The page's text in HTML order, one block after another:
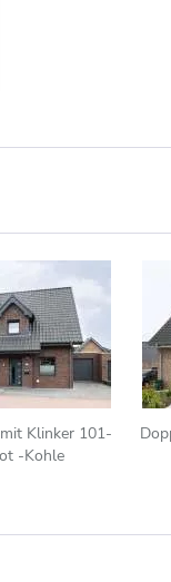
Klinker 101-
-Kohle